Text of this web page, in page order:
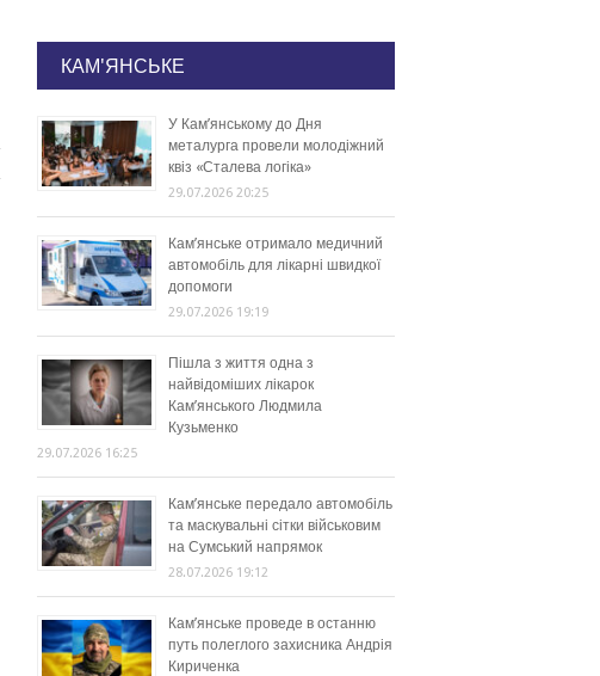
КАМ'ЯНСЬКЕ
У Кам’янському до Дня
металурга провели молодіжний
квіз «Сталева логіка»
29.07.2026 20:25
Кам’янське отримало медичний
автомобіль для лікарні швидкої
допомоги
29.07.2026 19:19
Пішла з життя одна з
найвідоміших лікарок
Кам’янського Людмила
Кузьменко
29.07.2026 16:25
Кам’янське передало автомобіль
та маскувальні сітки військовим
на Сумський напрямок
28.07.2026 19:12
Кам’янське проведе в останню
путь полеглого захисника Андрія
Кириченка